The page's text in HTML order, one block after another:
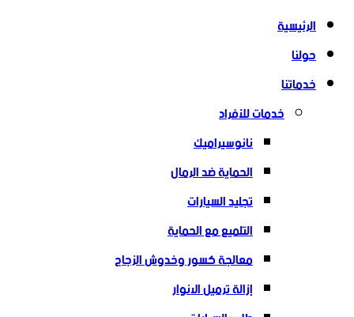
الرئيسية
حولنا
خدماتنا
خدمات للأفراد
نانوسيراميك
الحماية ضد الرمال
تجليد السيارات
التلميع مع الحماية
معالجة كسور وخدوش الزجاج
إزالة ترميل الانوار